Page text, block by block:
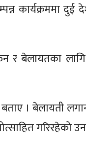
कार्यक्रममा दुई
र बेलायतका
। बेलायती
गरिरहेको